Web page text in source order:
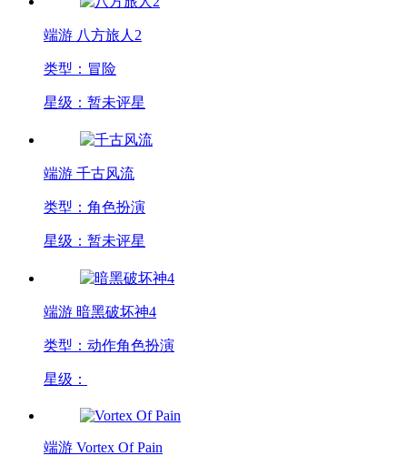
端游 八方旅人2
类型：冒险
星级：暂未评星
端游 千古风流
类型：角色扮演
星级：暂未评星
端游 暗黑破坏神4
类型：动作角色扮演
星级：
端游 Vortex Of Pain